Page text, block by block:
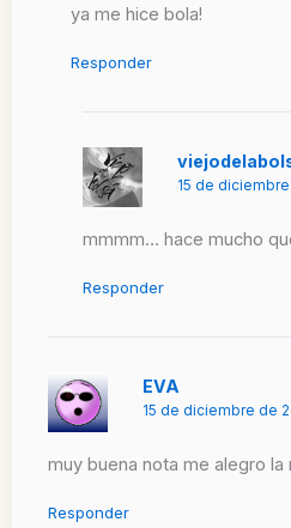
ya me hice bola!
Responder
15 de diciembre
mmmm… hace mucho
Responder
EVA
15 de diciembre de
muy buena nota me alegro la
Responder